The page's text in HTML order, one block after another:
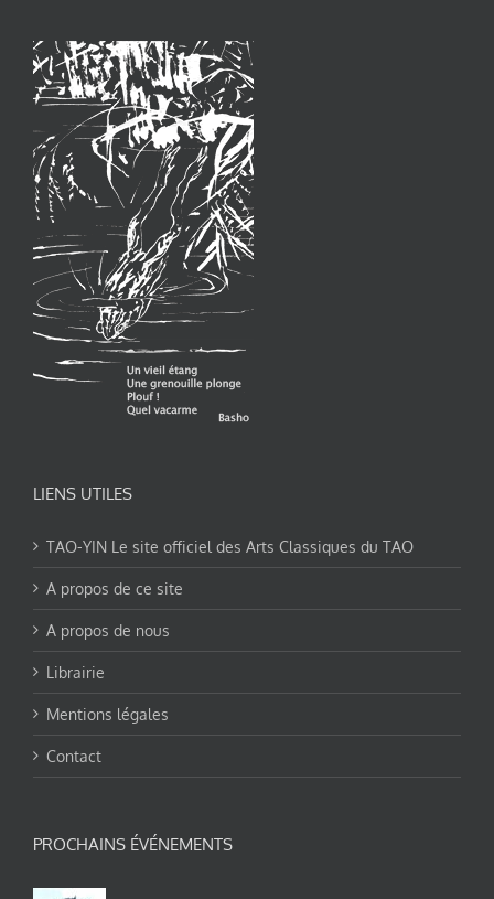
LIENS UTILES
TAO-YIN Le site officiel des Arts Classiques du TAO
A propos de ce site
A propos de nous
Librairie
Mentions légales
Contact
PROCHAINS ÉVÉNEMENTS